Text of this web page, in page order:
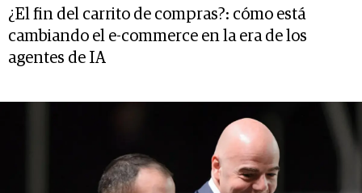
¿El fin del carrito de compras?: cómo está
cambiando el e-commerce en la era de los
agentes de IA